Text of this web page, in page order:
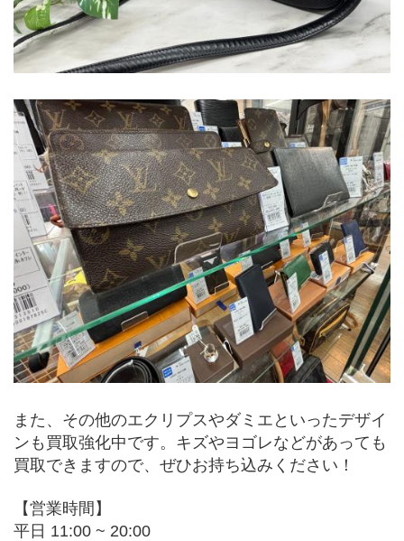
また、その他のエクリプスやダミエといったデザイ
ンも買取強化中です。キズやヨゴレなどがあっても
買取できますので、ぜひお持ち込みください！
【営業時間】
平日 11:00 ~ 20:00